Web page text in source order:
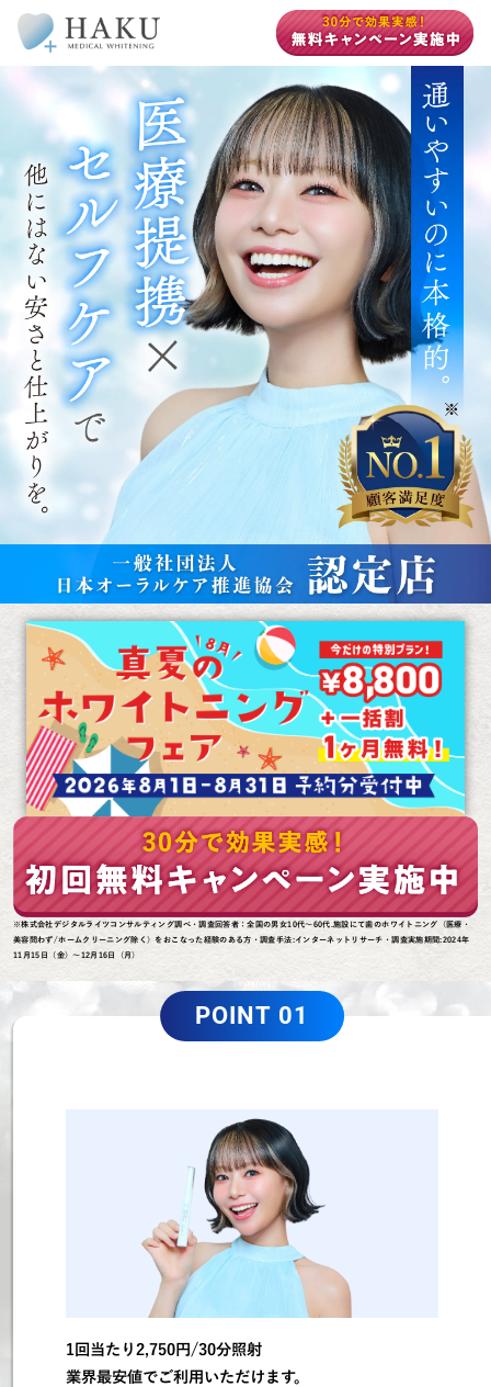
※株式会社デジタルライツコンサルティング調べ・調査回答者：全国の男女10代～60代.施設にて歯のホワイトニング（医療・
美容問わず/ホームクリーニング除く）をおこなった経験のある方・調査手法:インターネットリサーチ・調査実施期間:2024年
11月15日（金）～12月16日（月）
POINT 01
1回当たり2,750円/30分照射
業界最安値でご利用いただけます。